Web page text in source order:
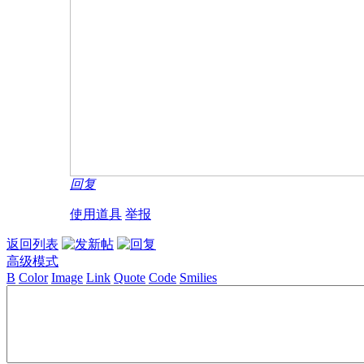
回复
使用道具 举报
返回列表
高级模式
B Color Image Link Quote Code Smilies